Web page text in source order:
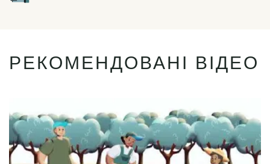
РЕКОМЕНДОВАНІ ВІДЕО